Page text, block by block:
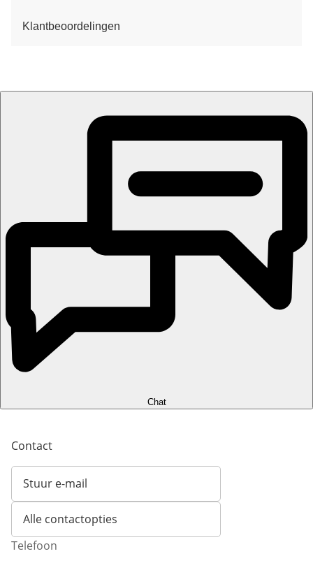
Klantbeoordelingen
Chat
Contact
Stuur e-mail
Opent e-mailclient
Alle contactopties
Telefoon